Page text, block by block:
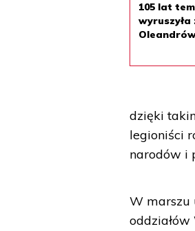
105 lat
dzięki
legioniści
narodów i
W marszu
oddziałów